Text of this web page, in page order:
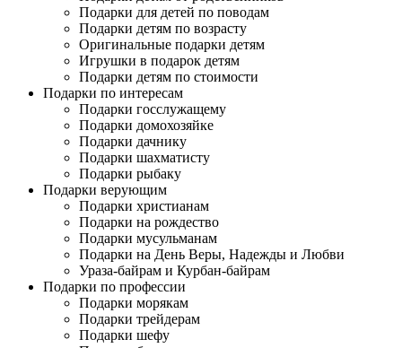
Подарки для детей по поводам
Подарки детям по возрасту
Оригинальные подарки детям
Игрушки в подарок детям
Подарки детям по стоимости
Подарки по интересам
Подарки госслужащему
Подарки домохозяйке
Подарки дачнику
Подарки шахматисту
Подарки рыбаку
Подарки верующим
Подарки христианам
Подарки на рождество
Подарки мусульманам
Подарки на День Веры, Надежды и Любви
Ураза-байрам и Курбан-байрам
Подарки по профессии
Подарки морякам
Подарки трейдерам
Подарки шефу